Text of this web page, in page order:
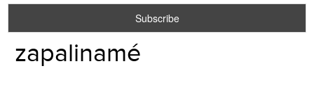
zapalinamé